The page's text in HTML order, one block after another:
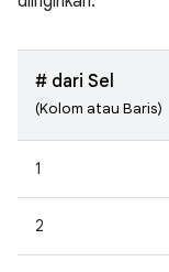
# dari Sel
(Kolom atau Baris)
1
2